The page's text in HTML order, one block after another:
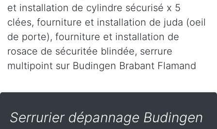
et installation de cylindre sécurisé x 5
clées, fourniture et installation de juda (oeil
de porte), fourniture et installation de
rosace de sécuritée blindée, serrure
multipoint sur Budingen Brabant Flamand
Serrurier dépannage Budingen